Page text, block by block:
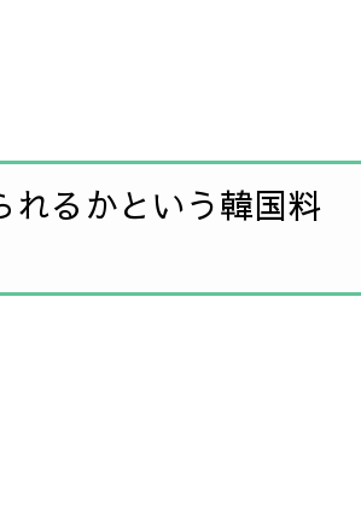
れるかという韓国料